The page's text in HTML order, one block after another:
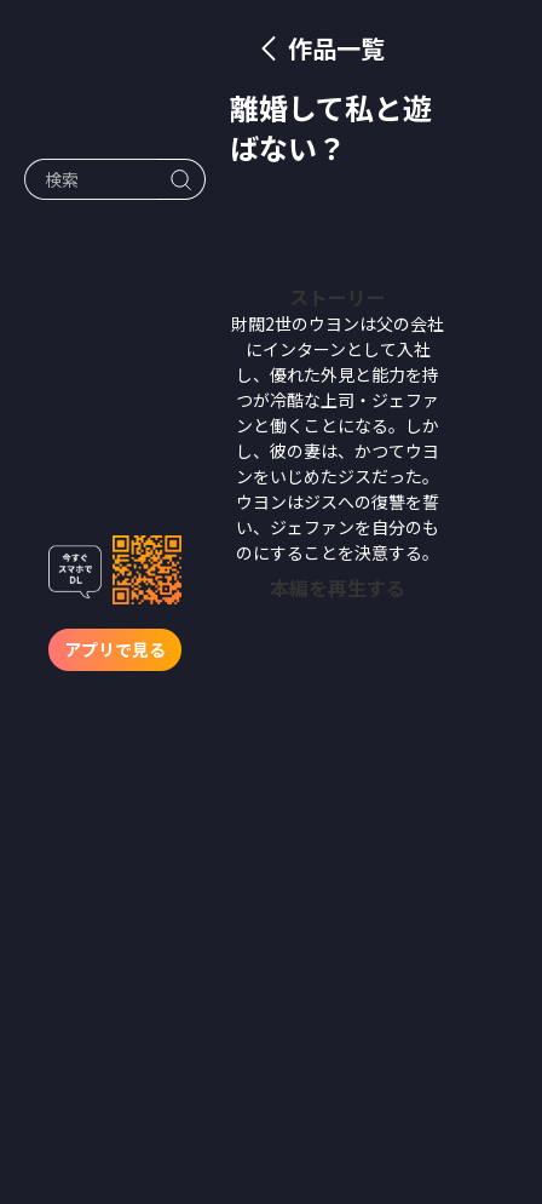
アプリで見る
作品一覧
離婚して私と遊
ばない？
ストーリー
財閥2世のウヨンは父の会社
にインターンとして入社
し、優れた外見と能力を持
つが冷酷な上司・ジェファ
ンと働くことになる。しか
し、彼の妻は、かつてウヨ
ンをいじめたジスだった。
ウヨンはジスへの復讐を誓
い、ジェファンを自分のも
のにすることを決意する。
本編を再生する